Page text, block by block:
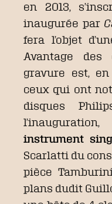
en 2013,
inaugurée par
fera l’objet
Avantage des
gravure est, en
ceux qui ont
disques
instrument
Scarlatti du
pièce
plans dudit